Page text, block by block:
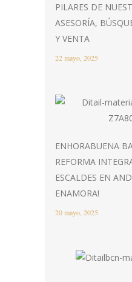
PILARES DE
ASESORÍA,
Y VENTA
22 mayo, 2025
ENHORABUENA
REFORMA
ESCALDES EN
ENAMORA!
20 mayo, 2025